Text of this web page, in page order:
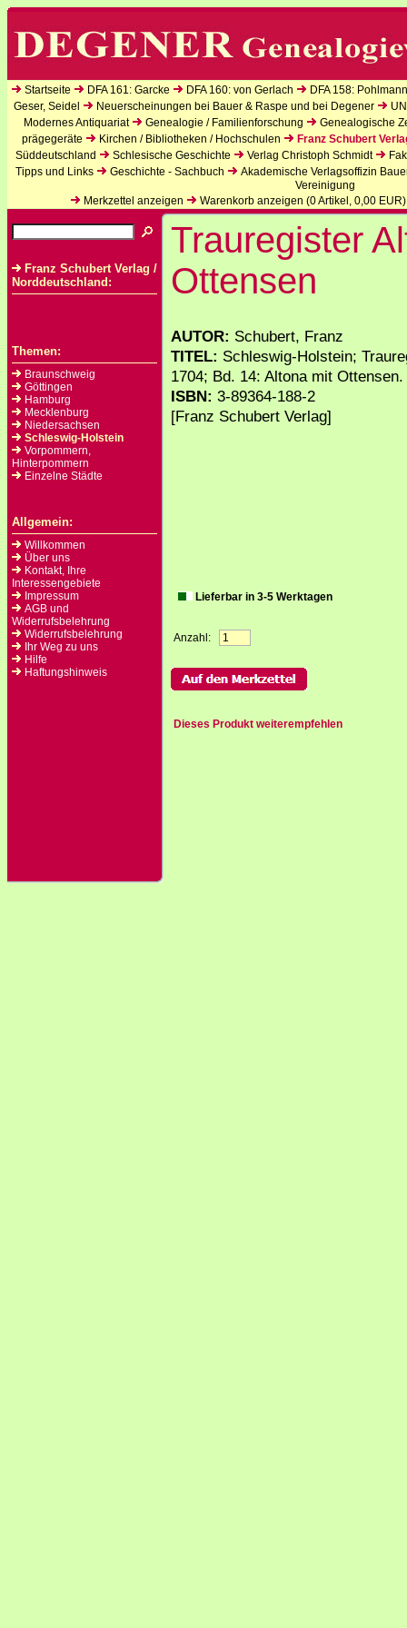
Startseite DFA 161: Garcke DFA 160: von Gerlach
DFA 158:
Geser, Seidel
Neuerscheinungen bei Bauer & Raspe und bei Degener
Modernes Antiquariat
Genealogie / Familienforschung
Genealogische
prägegeräte
Kirchen / Bibliotheken / Hochschulen
Franz Schubert
Süddeutschland
Schlesische Geschichte Verlag Christoph Schmidt
Tipps und Links
Geschichte - Sachbuch
Akademische Verlagsoffizin
Vereinigung
Merkzettel anzeigen
Warenkorb anzeigen (0Artikel, 0,00 EUR)
Franz Schubert Verlag /
Norddeutschland:
Themen:
Braunschweig
Göttingen
Hamburg
Mecklenburg
Niedersachsen
Schleswig-Holstein
Vorpommern,
Hinterpommern
Einzelne Städte
Allgemein:
Willkommen
Über uns
Kontakt, Ihre
Interessengebiete
Impressum
AGB und
Widerrufsbelehrung
Widerrufsbelehrung
Ihr Weg zu uns
Hilfe
Haftungshinweis
Trauregister
Ottensen
AUTOR: Schubert, Franz
TITEL: Schleswig-Holstein;
1704; Bd. 14: Altona mit
ISBN: 3-89364-188-2
[Franz Schubert Verlag]
Lieferbar in 3-5 Werktagen
Anzahl:
Dieses Produkt weiterempfehlen